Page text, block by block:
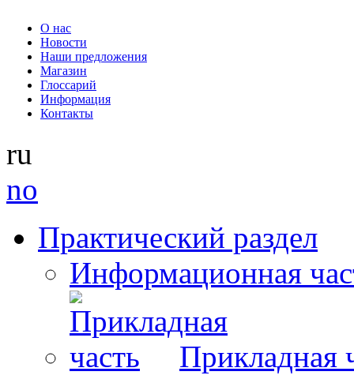
О нас
Новости
Наши предложения
Магазин
Глоссарий
Информация
Контакты
ru
no
Практический раздел
Информационная
Прикладная